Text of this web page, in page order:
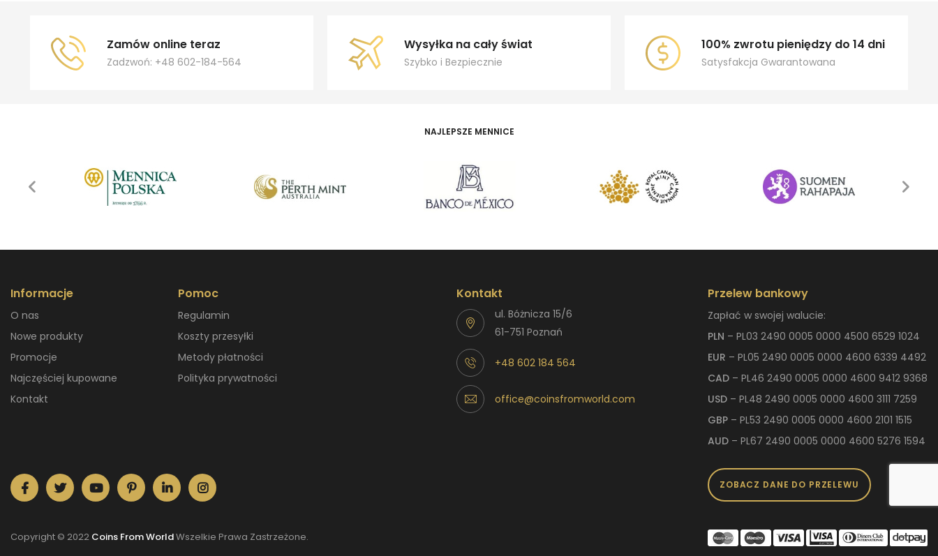
Zamów online teraz
Zadzwoń: +48 602-184-564
Wysyłka na cały świat
Szybko i Bezpiecznie
100% zwrotu pieniędzy do 14 dni
Satysfakcja Gwarantowana
NAJLEPSZE MENNICE
Informacje
O nas
Nowe produkty
Promocje
Najczęściej kupowane
Kontakt
Pomoc
Regulamin
Koszty przesyłki
Metody płatności
Polityka prywatności
Kontakt
ul. Bóżnicza 15/6
61-751 Poznań
+48 602 184 564
office@coinsfromworld.com
Przelew bankowy
Zapłać w swojej walucie:
PLN – PL03 2490 0005 0000 4500 6529 1024
EUR – PL05 2490 0005 0000 4600 6339 4492
CAD – PL46 2490 0005 0000 4600 9412 9368
USD – PL48 2490 0005 0000 4600 3111 7259
GBP – PL53 2490 0005 0000 4600 2101 1515
AUD – PL67 2490 0005 0000 4600 5276 1594
Copyright © 2022 Coins From WorldWszelkie Prawa Zastrzeżone.
ZOBACZ DANE DO PRZELEWU